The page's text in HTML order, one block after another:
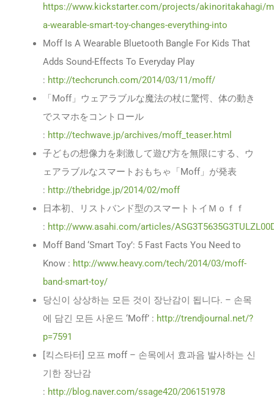
https://www.kickstarter.com/projects/akinoritakahagi/
a-wearable-smart-toy-changes-everything-into
Moff Is A Wearable Bluetooth Bangle For Kids That
Adds Sound-Effects To Everyday Play
: http://techcrunch.com/2014/03/11/moff/
「Moff」ウェアラブルな魔法の杖に驚愕、体の動き
でスマホをコントロール
: http://techwave.jp/archives/moff_teaser.html
子どもの想像力を刺激して遊び方を無限にする、ウ
ェアラブルなスマートおもちゃ「Moff」が発表
: http://thebridge.jp/2014/02/moff
日本初、リストバンド型のスマートトイＭｏｆｆ
: http://www.asahi.com/articles/
Moff Band ‘Smart Toy’: 5 Fast Facts You Need to
Know : http://www.heavy.com/tech/2014/03/moff-
band-smart-toy/
당신이 상상하는 모든 것이 장난감이 됩니다. – 손목
에 담긴 모든 사운드 ‘Moff’ : http://trendjournal.net/?
p=7591
[킥스타터] 모프 moff – 손목에서 효과음 발사하는 신
기한 장난감
: http://blog.naver.com/ssage420/206151978